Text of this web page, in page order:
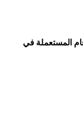
المستعملة في